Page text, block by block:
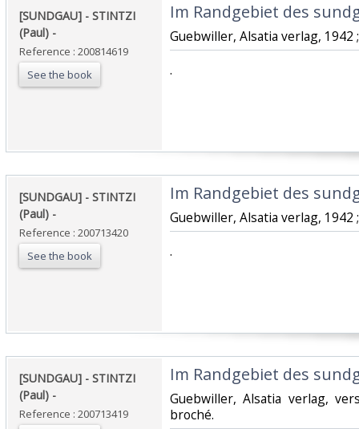
‎[SUNDGAU] - STINTZI
(Paul) - ‎
Reference : 200814619
See the book
‎Im Randgebiet des
‎Guebwiller, Alsatia verlag,
‎.‎
‎[SUNDGAU] - STINTZI
(Paul) - ‎
Reference : 200713420
See the book
‎Im Randgebiet des
‎Guebwiller, Alsatia verlag,
‎.‎
‎[SUNDGAU] - STINTZI
(Paul) - ‎
Reference : 200713419
‎Im Randgebiet des
‎Guebwiller, Alsatia verlag,
broché.‎